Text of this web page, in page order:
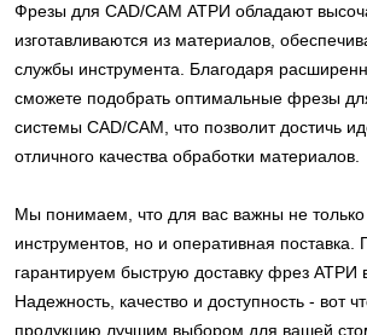
Фрезы для CAD/CAM АТРИ обладают
изготавливаются из материалов,
службы инструмента. Благодаря
сможете подобрать оптимальные фрезы
системы CAD/CAM, что позволит достичь
отличного качества обработки материалов.
Мы понимаем, что для вас важны не только
инструментов, но и оперативная
гарантируем быструю доставку фрез АТРИ
Надежность, качество и доступность - вот
продукцию лучшим выбором для вашей